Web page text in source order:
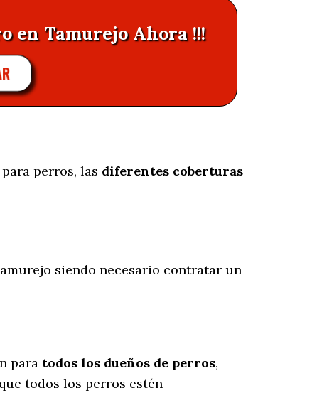
en Tamurejo Ahora !!!
perros, las diferentes coberturas
siendo necesario contratar un
para todos los dueños de perros,
todos los perros estén